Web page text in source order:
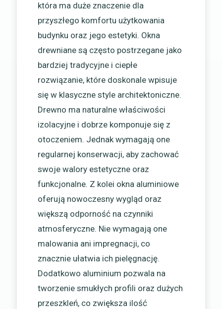
która ma duże znaczenie dla
przyszłego komfortu użytkowania
budynku oraz jego estetyki. Okna
drewniane są często postrzegane jako
bardziej tradycyjne i ciepłe
rozwiązanie, które doskonale wpisuje
się w klasyczne style architektoniczne.
Drewno ma naturalne właściwości
izolacyjne i dobrze komponuje się z
otoczeniem. Jednak wymagają one
regularnej konserwacji, aby zachować
swoje walory estetyczne oraz
funkcjonalne. Z kolei okna aluminiowe
oferują nowoczesny wygląd oraz
większą odporność na czynniki
atmosferyczne. Nie wymagają one
malowania ani impregnacji, co
znacznie ułatwia ich pielęgnację.
Dodatkowo aluminium pozwala na
tworzenie smukłych profili oraz dużych
przeszkleń, co zwiększa ilość